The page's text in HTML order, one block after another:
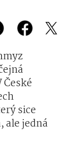
sice
ale jedná